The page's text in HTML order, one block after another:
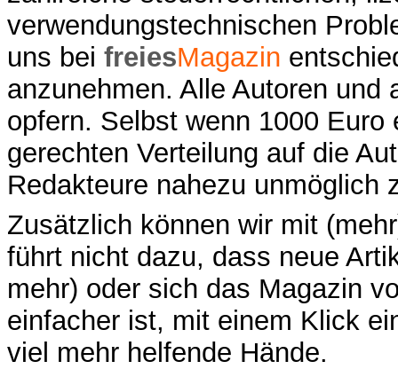
verwendungstechnischen
uns bei freiesMagazin
anzunehmen. Alle Autoren
opfern. Selbst wenn 1000
gerechten Verteilung auf die
Redakteure nahezu unmöglich
Zusätzlich können wir mit
führt nicht dazu, dass neue
mehr) oder sich das Magazin
einfacher ist, mit einem Klick
viel mehr helfende Hände.